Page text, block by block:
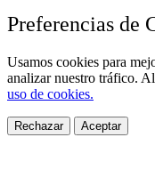
Preferencias de
Usamos cookies para
analizar nuestro tráfico.
uso de cookies.
Rechazar Aceptar